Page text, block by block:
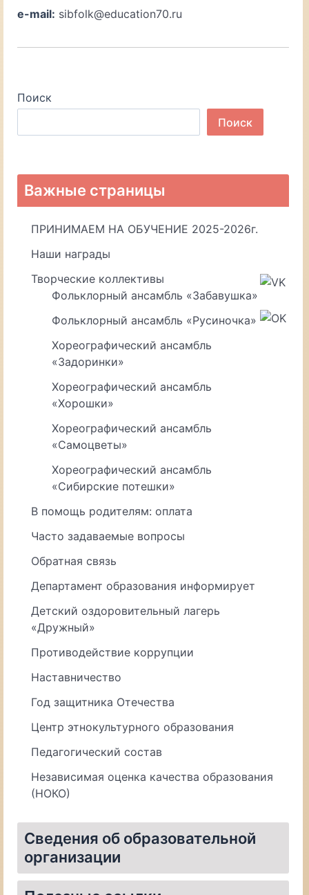
e-mail: sibfolk@education70.ru
Поиск
Поиск
Важные страницы
ПРИНИМАЕМ НА ОБУЧЕНИЕ 2025-2026г.
Наши награды
Творческие коллективы
Фольклорный ансамбль «Забавушка»
Фольклорный ансамбль «Русиночка»
Хореографический ансамбль
«Задоринки»
Хореографический ансамбль
«Хорошки»
Хореографический ансамбль
«Самоцветы»
Хореографический ансамбль
«Сибирские потешки»
В помощь родителям: оплата
Часто задаваемые вопросы
Обратная связь
Департамент образования информирует
Детский оздоровительный лагерь
«Дружный»
Противодействие коррупции
Наставничество
Год защитника Отечества
Центр этнокультурного образования
Педагогический состав
Независимая оценка качества образования
(НОКО)
Сведения об образовательной
организации